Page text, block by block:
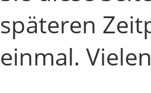
späteren
einmal.